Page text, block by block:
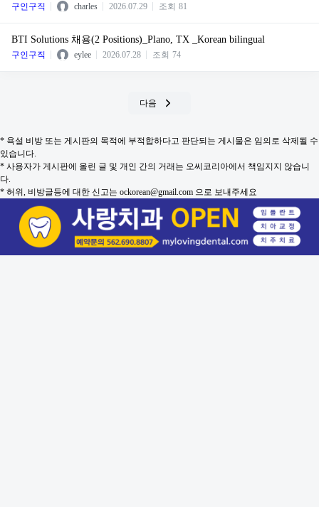
구인구직 charles 2026.07.29 조회 81
BTI Solutions 채용(2 Positions)_Plano, TX _Korean bilingual
구인구직 eylee 2026.07.28 조회 74
다음
* 욕설 비방 또는 게시판의 목적에 부적합하다고 판단되는 게시물은 임의로 삭제될 수
있습니다.
* 사용자가 게시판에 올린 글 및 개인 간의 거래는 오씨코리아에서 책임지지 않습니
다.
* 허위, 비방글등에 대한 신고는 ockorean@gmail.com 으로 보내주세요